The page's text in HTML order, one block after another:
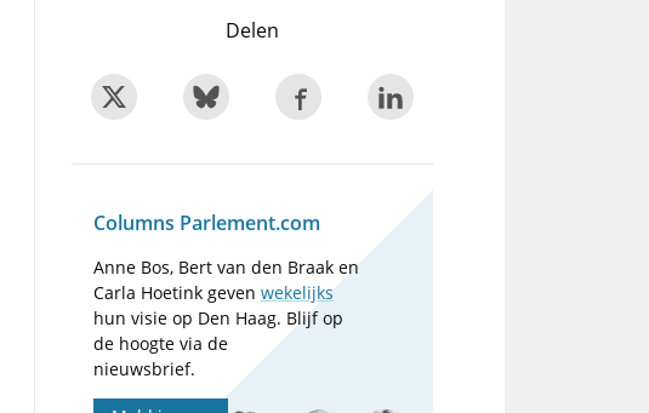
Delen
Columns Parlement.com
Anne Bos, Bert van den Braak en
Carla Hoetink gevenwekelijks
hun visie op Den Haag. Blijf op
de hoogte via de
nieuwsbrief.